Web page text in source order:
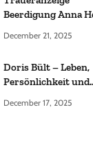
Beerdigung Anna
wirklich bekannt ist
December 21, 2025
Doris Bült – Leben,
Persönlichkeit und
Wahrnehmung
December 17, 2025